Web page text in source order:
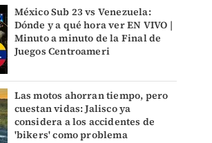
México Sub 23 vs Venezuela:
Dónde y a qué hora ver EN VIVO |
Minuto a minuto de la Final de
Juegos Centroameri
Las motos ahorran tiempo, pero
cuestan vidas: Jalisco ya
considera a los accidentes de
'bikers' como problema